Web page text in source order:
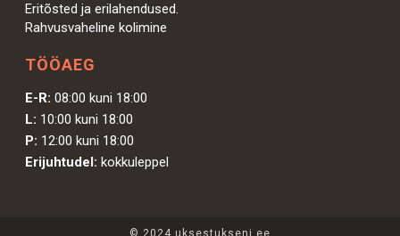
Eritõsted ja erilahendused.
Rahvusvaheline kolimine
TÖÖAEG
E-R: 08:00 kuni 18:00
L: 10:00 kuni 18:00
P: 12:00 kuni 18:00
Erijuhtudel: kokkuleppel
© 2024 uksestukseni.ee